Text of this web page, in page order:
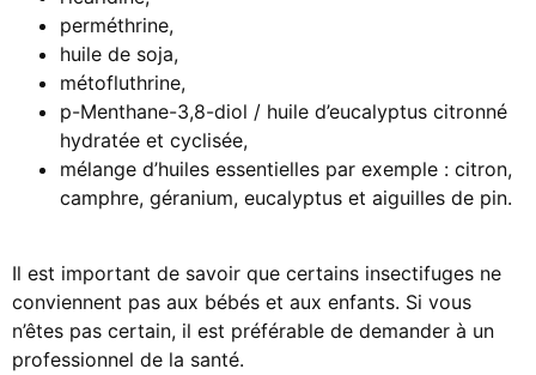
perméthrine,
huile de soja,
métofluthrine,
p-Menthane-3,8-diol / huile d’eucalyptus citronné
hydratée et cyclisée,
mélange d’huiles essentielles par exemple : citron,
camphre, géranium, eucalyptus et aiguilles de pin.
Il est important de savoir que certains insectifuges ne
conviennent pas aux bébés et aux enfants. Si vous
n’êtes pas certain, il est préférable de demander à un
professionnel de la santé.